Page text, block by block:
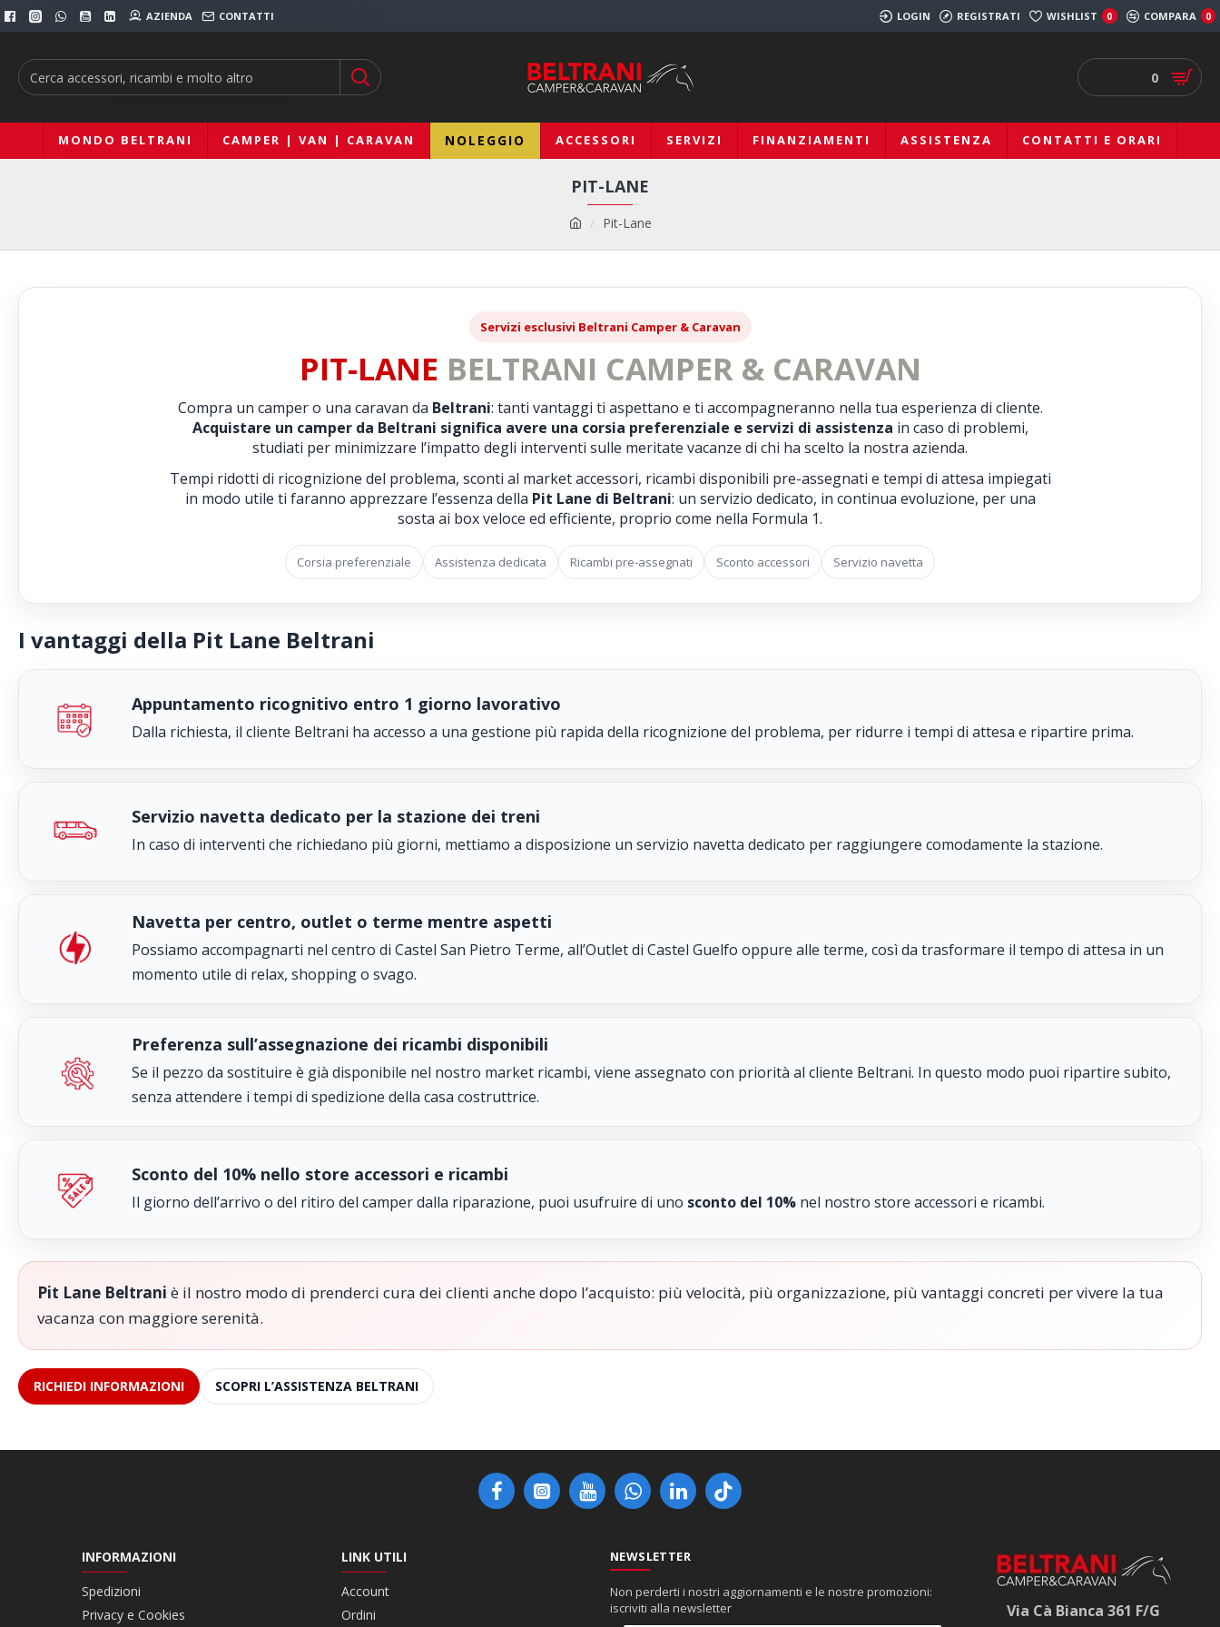
AZIENDA CONTATTI LOGIN REGISTRATI WISHLIST 0 COMPARA 0
0
MONDO BELTRANI CAMPER | VAN | CARAVAN NOLEGGIO ACCESSORI SERVIZI FINANZIAMENTI ASSISTENZA CONTATTI E ORARI
Pit-Lane
PIT-LANE
Servizi esclusivi Beltrani Camper & Caravan
PIT-LANE BELTRANI CAMPER & CARAVAN
Compra un camper o una caravan da Beltrani: tanti vantaggi ti aspettano e ti accompagneranno nella tua esperienza di cliente.
Acquistare un camper da Beltrani significa avere una corsia preferenziale e servizi di assistenza in caso di problemi,
studiati per minimizzare l’impatto degli interventi sulle meritate vacanze di chi ha scelto la nostra azienda.
Tempi ridotti di ricognizione del problema, sconti al market accessori, ricambi disponibili pre-assegnati e tempi di attesa impiegati
in modo utile ti faranno apprezzare l’essenza della Pit Lane di Beltrani: un servizio dedicato, in continua evoluzione, per una
sosta ai box veloce ed efficiente, proprio come nella Formula 1.
Corsia preferenziale Assistenza dedicata Ricambi pre-assegnati Sconto accessori Servizio navetta
I vantaggi della Pit Lane Beltrani
Appuntamento ricognitivo entro 1 giorno lavorativo
Dalla richiesta, il cliente Beltrani ha accesso a una gestione più rapida della ricognizione del problema, per ridurre i tempi di attesa e ripartire prima.
Servizio navetta dedicato per la stazione dei treni
In caso di interventi che richiedano più giorni, mettiamo a disposizione un servizio navetta dedicato per raggiungere comodamente la stazione.
Navetta per centro, outlet o terme mentre aspetti
Possiamo accompagnarti nel centro di Castel San Pietro Terme, all’Outlet di Castel Guelfo oppure alle terme, così da trasformare il tempo di attesa in un
momento utile di relax, shopping o svago.
Preferenza sull’assegnazione dei ricambi disponibili
Se il pezzo da sostituire è già disponibile nel nostro market ricambi, viene assegnato con priorità al cliente Beltrani. In questo modo puoi ripartire subito,
senza attendere i tempi di spedizione della casa costruttrice.
Sconto del 10% nello store accessori e ricambi
Il giorno dell’arrivo o del ritiro del camper dalla riparazione, puoi usufruire di uno sconto del 10% nel nostro store accessori e ricambi.
Pit Lane Beltrani è il nostro modo di prenderci cura dei clienti anche dopo l’acquisto: più velocità, più organizzazione, più vantaggi concreti per vivere la tua
vacanza con maggiore serenità.
RICHIEDI INFORMAZIONI SCOPRI L’ASSISTENZA BELTRANI
INFORMAZIONI
Spedizioni
Privacy e Cookies
LINK UTILI
Account
Ordini
NEWSLETTER
Non perderti i nostri aggiornamenti e le nostre promozioni:
iscriviti alla newsletter
Via Cà Bianca 361 F/G